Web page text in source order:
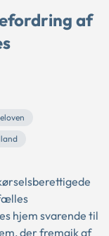
af
hjem svarende til
der fremgik af